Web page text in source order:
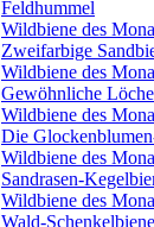
Feldhummel
Wildbiene des
Zweifarbige
Wildbiene des
Gewöhnliche
Wildbiene des
Die
Wildbiene des
Sandrasen-
Wildbiene des
Wald-Schenkelbiene